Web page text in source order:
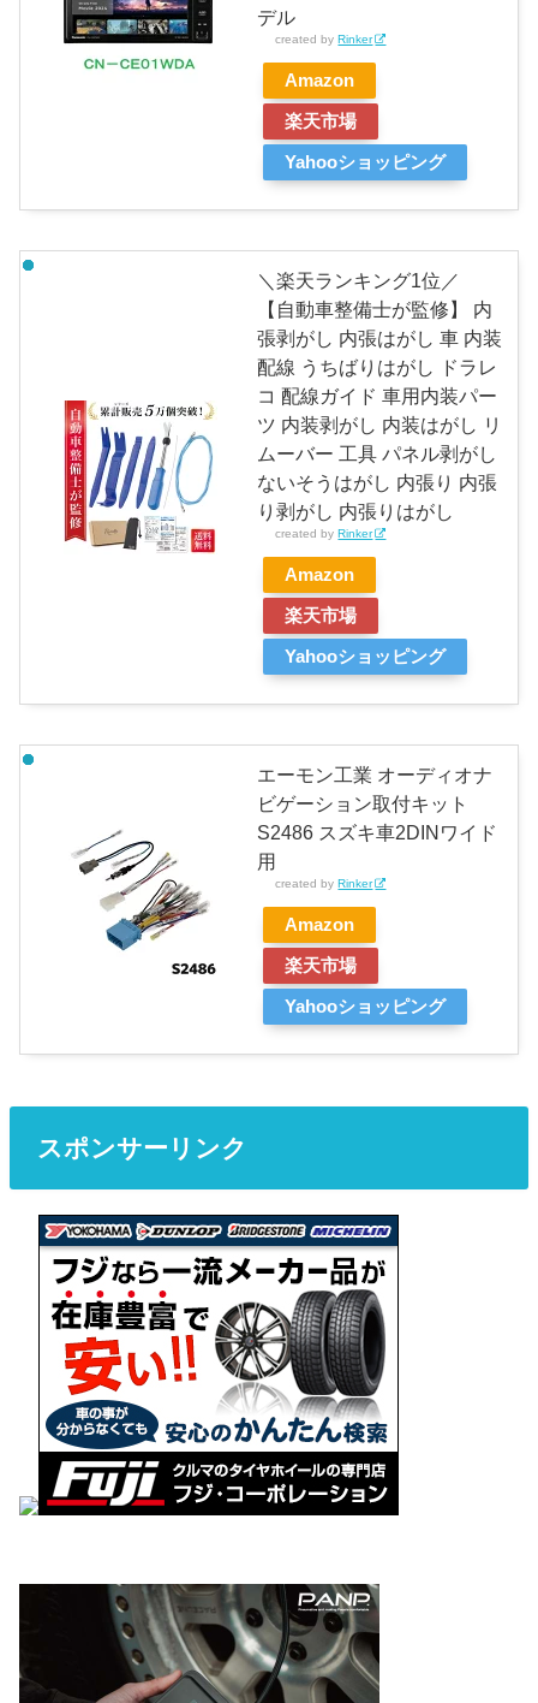
デル
created byRinker
Amazon
楽天市場
Yahooショッピング
＼楽天ランキング1位／
【自動車整備士が監修】 内
張剥がし 内張はがし 車 内装
配線 うちばりはがし ドラレ
コ 配線ガイド 車用内装パー
ツ 内装剥がし 内装はがし リ
ムーバー 工具 パネル剥がし
ないそうはがし 内張り 内張
り剥がし 内張りはがし
created byRinker
Amazon
楽天市場
Yahooショッピング
エーモン工業 オーディオナ
ビゲーション取付キット
S2486 スズキ車2DINワイド
用
created byRinker
Amazon
楽天市場
Yahooショッピング
スポンサーリンク